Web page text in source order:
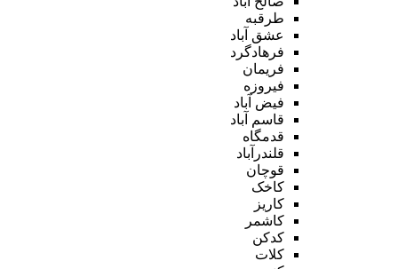
طرقبه
عشق آباد
فرهادگرد
فریمان
فیروزه
فیض آباد
قاسم آباد
قدمگاه
قلندرآباد
قوچان
کاخک
کاریز
کاشمر
کدکن
کلات